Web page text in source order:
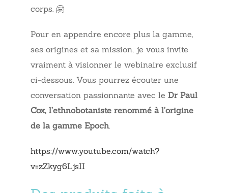
corps. 🤗
Pour en appendre encore plus la gamme,
ses origines et sa mission, je vous invite
vraiment à visionner le webinaire exclusif
ci-dessous. Vous pourrez écouter une
conversation passionnante avec le Dr Paul
Cox, l’ethnobotaniste renommé à l’origine
de la gamme Epoch.
https://www.youtube.com/watch?
v=zZkyg6LjsII